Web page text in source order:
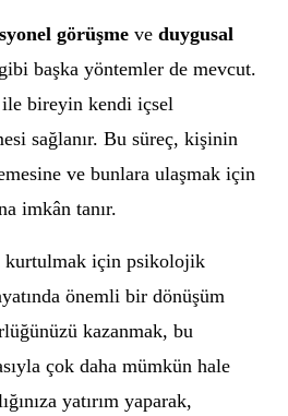
görüşme ve duygusal
gibi başka yöntemler de mevcut.
bireyin kendi içsel
sağlanır. Bu süreç, kişinin
ve bunlara ulaşmak için
imkân tanır.
kurtulmak için psikolojik
önemli bir dönüşüm
kazanmak, bu
çok daha mümkün hale
yatırım yaparak,